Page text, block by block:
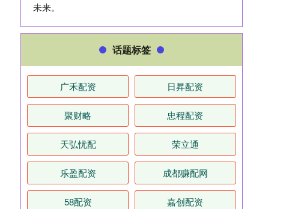
未来。
话题标签
广禾配资 日昇配资
聚财略 忠程配资
天弘忧配 荣立通
乐盈配资 成都赚配网
58配资 嘉创配资